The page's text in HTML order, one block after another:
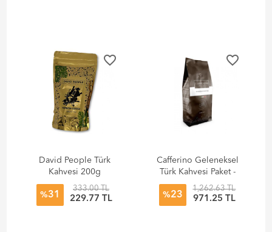
favorite_border
David People Türk
Kahvesi 200g
%31
333.00 TL
229.77 TL
favorite_border
Cafferino Geleneksel
Türk Kahvesi Paket -
1000 gr
%23
1,262.63 TL
971.25 TL